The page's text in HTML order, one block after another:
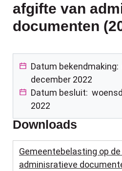
afgifte van
documenten
Datum bekendmaking:
december 2022
Datum besluit:
2022
Downloads
Gemeentebelasting op
adminisratieve